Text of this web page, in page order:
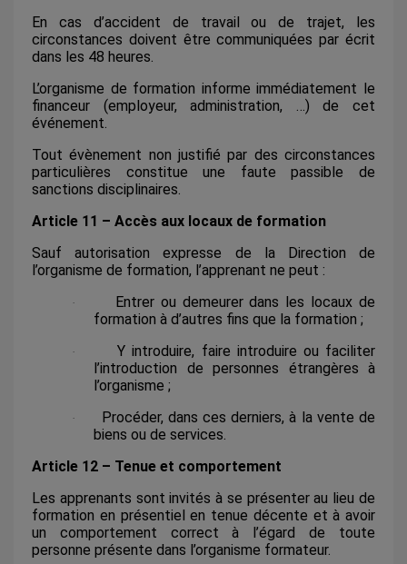
En cas d’accident de travail ou de trajet, les
circonstances doivent être communiquées par écrit
dans les 48 heures.
L’organisme de formation informe immédiatement le
financeur (employeur, administration, …) de cet
événement.
Tout évènement non justifié par des circonstances
particulières constitue une faute passible de
sanctions disciplinaires.
Article 11 – Accès aux locaux de formation
Sauf autorisation expresse de la Direction de
l’organisme de formation, l’apprenant ne peut :
·
Entrer ou demeurer dans les locaux de
formation à d’autres fins que la formation ;
·
Y introduire, faire introduire ou faciliter
l’introduction de personnes étrangères à
l’organisme ;
·
Procéder, dans ces derniers, à la vente de
biens ou de services.
Article 12 – Tenue et comportement
Les apprenants sont invités à se présenter au lieu de
formation en présentiel en tenue décente et à avoir
un comportement correct à l’égard de toute
personne présente dans l’organisme formateur.